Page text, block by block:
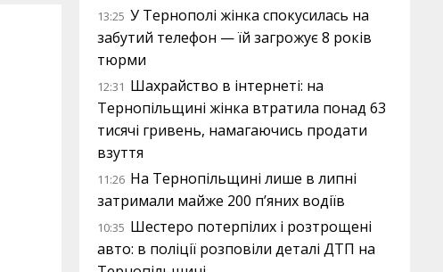
13:25 У Тернополі жінка спокусилась на
забутий телефон — їй загрожує 8 років
тюрми
12:31 Шахрайство в інтернеті: на
Тернопільщині жінка втратила понад 63
тисячі гривень, намагаючись продати
взуття
11:26 На Тернопільщині лише в липні
затримали майже 200 п’яних водіїв
10:35 Шестеро потерпілих і розтрощені
авто: в поліції розповіли деталі ДТП на